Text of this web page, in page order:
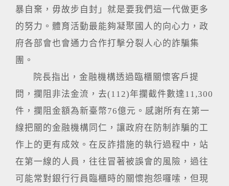
暴自棄，毋故步自封」就是要我們這一代做更多
的努力。體育活動最能夠凝聚國人的向心力，政
府各部會也會通力合作打擊分裂人心的詐騙集
團。
院長指出，金融機構透過臨櫃關懷客戶提
問，攔阻非法金流，去(112)年攔截件數達11,300
件，攔阻金額為新臺幣76億元。感謝所有在第一
線把關的金融機構同仁，讓政府在防制詐騙的工
作上的更有成效。在反詐措施的執行過程中，站
在第一線的人員，往往冒著被誤會的風險，過往
可能常對銀行行員臨櫃時的關懷抱怨囉嗦，但現